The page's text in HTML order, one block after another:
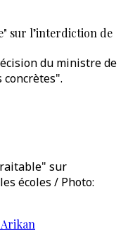
sur l’interdiction de
du ministre de
sur
écoles / Photo: